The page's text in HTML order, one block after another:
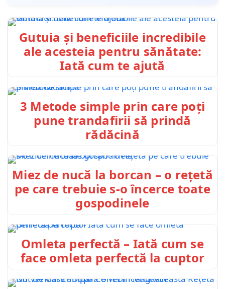
Gutuia și beneficiile incredibile
ale acesteia pentru sănătate:
Iată cum te ajută
3 Metode simple prin care poți
pune trandafirii să prindă
rădăcină
Miez de nucă la borcan – o rețetă
pe care trebuie s-o încerce toate
gospodinele
Omleta perfectă – Iată cum se
face omleta perfectă la cuptor